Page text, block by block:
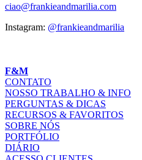
ciao@frankieandmarilia.com
Instagram: @frankieandmarilia
F&M
CONTATO
NOSSO TRABALHO & INFO
PERGUNTAS & DICAS
RECURSOS & FAVORITOS
SOBRE NÓS
PORTFÓLIO
DIÁRIO